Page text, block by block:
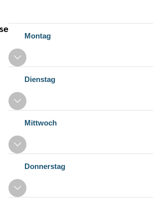
Öffnungszeiten
Montag
Dienstag
Mittwoch
Donnerstag